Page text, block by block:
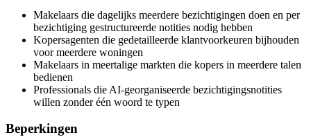
Makelaars die dagelijks meerdere bezichtigingen doen en per
bezichtiging gestructureerde notities nodig hebben
Kopersagenten die gedetailleerde klantvoorkeuren bijhouden
voor meerdere woningen
Makelaars in meertalige markten die kopers in meerdere talen
bedienen
Professionals die AI-georganiseerde bezichtigings­notities
willen zonder één woord te typen
Beperkingen